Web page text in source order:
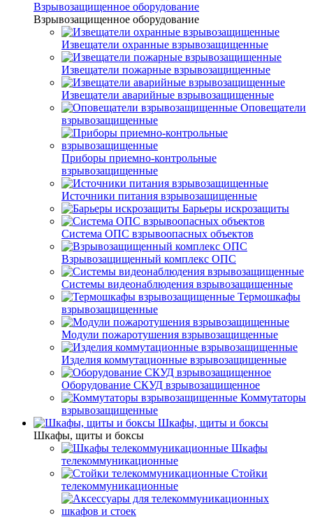
Взрывозащищенное оборудование
Взрывозащищенное оборудование
Извещатели охранные взрывозащищенные
Извещатели пожарные взрывозащищенные
Извещатели аварийные взрывозащищенные
Оповещатели
взрывозащищенные
Приборы приемно-контрольные
взрывозащищенные
Источники питания взрывозащищенные
Барьеры искрозащиты
Система ОПС взрывоопасных объектов
Взрывозащищенный комплекс ОПС
Системы видеонаблюдения взрывозащищенные
Термошкафы
взрывозащищенные
Модули пожаротушения взрывозащищенные
Изделия коммутационные взрывозащищенные
Оборудование СКУД взрывозащищенное
Коммутаторы
взрывозащищенные
Шкафы, щиты и боксы
Шкафы, щиты и боксы
Шкафы
телекоммуникационные
Стойки
телекоммуникационные